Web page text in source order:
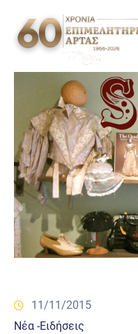
11/11/2015
Νέα -Ειδήσεις